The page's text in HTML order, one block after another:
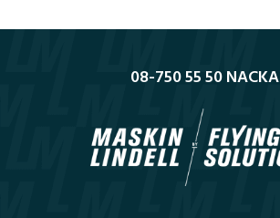
08-750 55 50 NACKA